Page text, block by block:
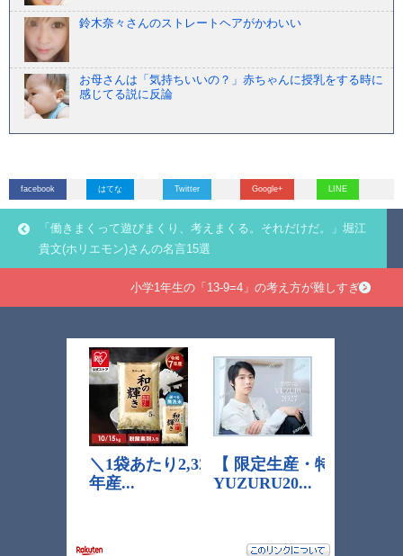
鈴木奈々さんのストレートヘアがかわいい
お母さんは「気持ちいいの？」赤ちゃんに授乳をする時に
感じてる説に反論
facebook はてな Twitter Google+ LINE
「働きまくって遊びまくり、考えまくる。それだけだ。」堀江
貴文(ホリエモン)さんの名言15選
小学1年生の「13-9=4」の考え方が難しすぎる